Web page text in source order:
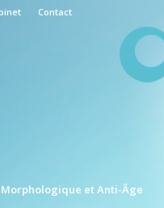
Contact
et Anti-Âge